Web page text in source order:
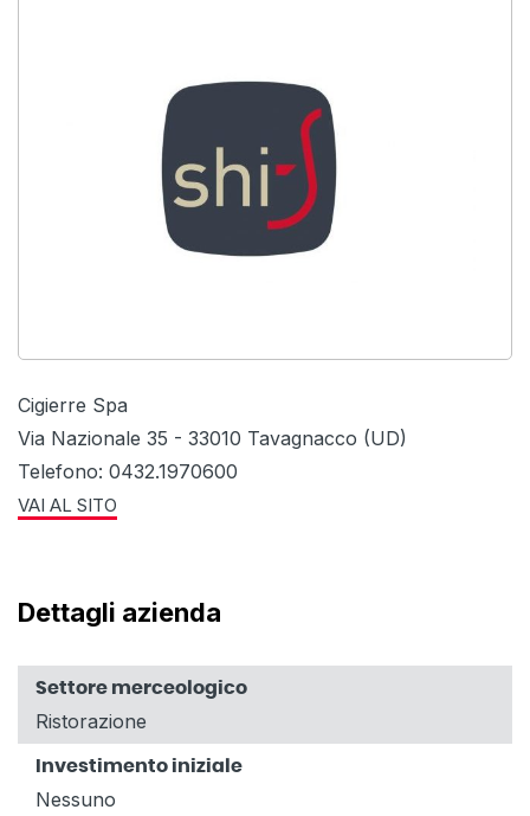
Cigierre Spa
Via Nazionale 35 - 33010 Tavagnacco (UD)
Telefono: 0432.1970600
VAI AL SITO
Dettagli azienda
Settore merceologico
Ristorazione
Investimento iniziale
Nessuno